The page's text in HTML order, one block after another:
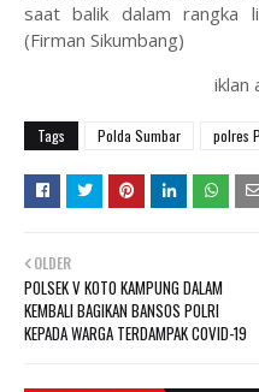
saat balik dalam rangka
(Firman Sikumbang)
iklan
Tags Polda Sumbar polres
OLDER
POLSEK V KOTO KAMPUNG DALAM
KEMBALI BAGIKAN BANSOS POLRI
KEPADA WARGA TERDAMPAK COVID-19